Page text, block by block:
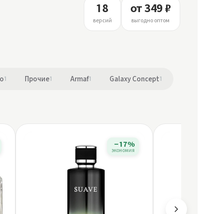
18
версий
от 349 ₽
выгодно оптом
1 Прочие1 Armaf1 Galaxy Concept1
−17%
экономия